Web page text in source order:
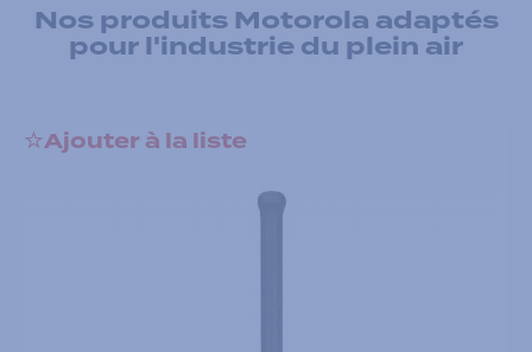
Nos produits Motorola adaptés
pour l'industrie du plein air
Ajouter à la liste